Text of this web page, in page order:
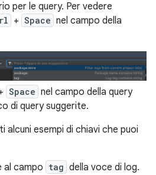
per le query. Per vedere
+ Space nel campo della
Space nel campo della query
di query suggerite.
esempi di chiavi che puoi
al campo tag della voce di log.